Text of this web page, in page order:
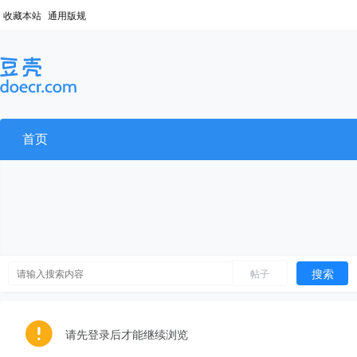
收藏本站 通用版规
首页
帖子 搜索
请先登录后才能继续浏览